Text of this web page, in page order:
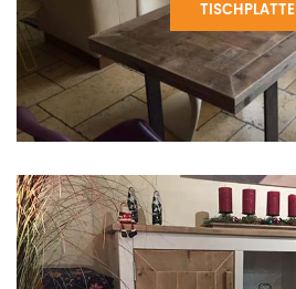
TISCHPLATTE